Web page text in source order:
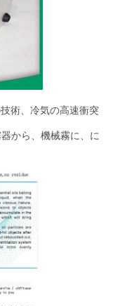
術、冷気の高速衝突
から、機械霧に、に